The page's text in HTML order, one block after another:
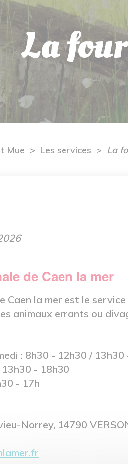
La
Mue Les services La
de Caen la mer
Caen la mer est le
animaux errants ou
: 8h30 - 12h30 / 13h30
- 18h30
- 17h
Norrey, 14790